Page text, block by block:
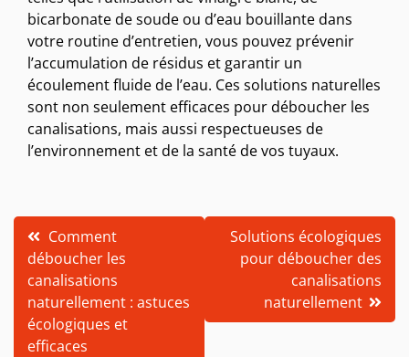
bicarbonate de soude ou d’eau bouillante dans
votre routine d’entretien, vous pouvez prévenir
l’accumulation de résidus et garantir un
écoulement fluide de l’eau. Ces solutions naturelles
sont non seulement efficaces pour déboucher les
canalisations, mais aussi respectueuses de
l’environnement et de la santé de vos tuyaux.
Navigation
de
l’article
Comment
déboucher les
canalisations
naturellement : astuces
écologiques et
efficaces
Solutions écologiques
pour déboucher des
canalisations
naturellement